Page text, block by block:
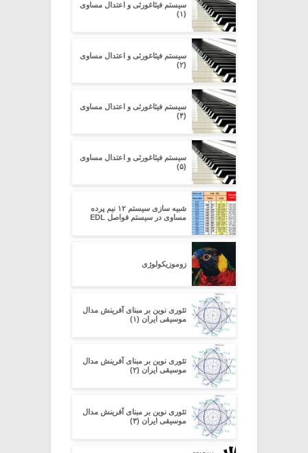
سیستم فیثاغورثی و اعتدال مساوی
(۱)
سیستم فیثاغورثی و اعتدال مساوی
(۲)
سیستم فیثاغورثی و اعتدال مساوی
(۴)
سیستم فیثاغورثی و اعتدال مساوی
(۵)
شبیه سازی سیستم ۱۲ نیم پرده
مساوی در سیستم فواصل EDL
زوموزیکولوژی
تئوری نوین بر مبنای آفرینش مدال
موسیقی ایران (۱)
تئوری نوین بر مبنای آفرینش مدال
موسیقی ایران (۲)
تئوری نوین بر مبنای آفرینش مدال
موسیقی ایران (۳)